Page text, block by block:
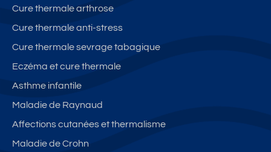
Cure thermale arthrose
Cure thermale anti-stress
Cure thermale sevrage tabagique
Eczéma et cure thermale
Asthme infantile
Maladie de Raynaud
Affections cutanées et thermalisme
Maladie de Crohn